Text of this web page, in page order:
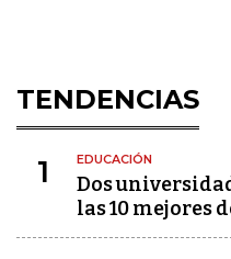
TENDENCIAS
1 EDUCACIÓN
Dos
las 10 mejores